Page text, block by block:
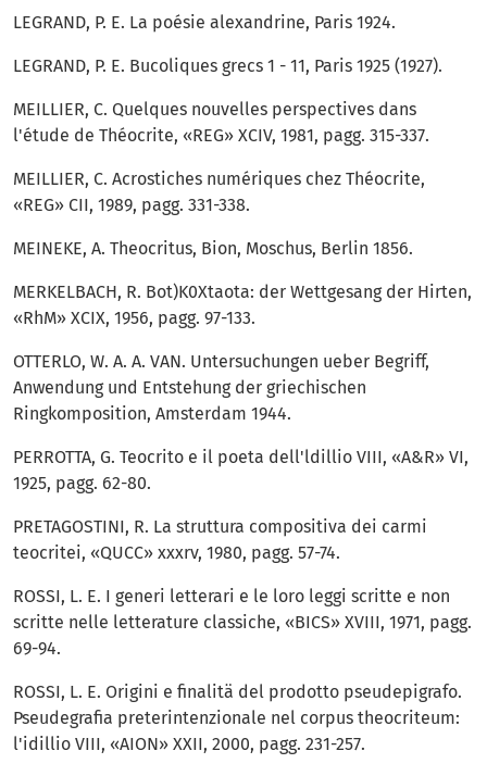
LEGRAND, P. E. La poésie alexandrine, Paris 1924.
LEGRAND, P. E. Bucoliques grecs 1 - 11, Paris 1925 (1927).
MEILLIER, C. Quelques nouvelles perspectives dans
l'étude de Théocrite, «REG» XCIV, 1981, pagg. 315-337.
MEILLIER, C. Acrostiches numériques chez Théocrite,
«REG» CII, 1989, pagg. 331-338.
MEINEKE, A. Theocritus, Bion, Moschus, Berlin 1856.
MERKELBACH, R. Bot)K0Xtaota: der Wettgesang der Hirten,
«RhM» XCIX, 1956, pagg. 97-133.
OTTERLO, W. A. A. VAN. Untersuchungen ueber Begriff,
Anwendung und Entstehung der griechischen
Ringkomposition, Amsterdam 1944.
PERROTTA, G. Teocrito e il poeta dell'ldillio VIII, «A&R» VI,
1925, pagg. 62-80.
PRETAGOSTINI, R. La struttura compositiva dei carmi
teocritei, «QUCC» xxxrv, 1980, pagg. 57-74.
ROSSI, L. E. I generi letterari e le loro leggi scritte e non
scritte nelle letterature classiche, «BICS» XVIII, 1971, pagg.
69-94.
ROSSI, L. E. Origini e finalitä del prodotto pseudepigrafo.
Pseudegrafia preterintenzionale nel corpus theocriteum:
l'idillio VIII, «AION» XXII, 2000, pagg. 231-257.